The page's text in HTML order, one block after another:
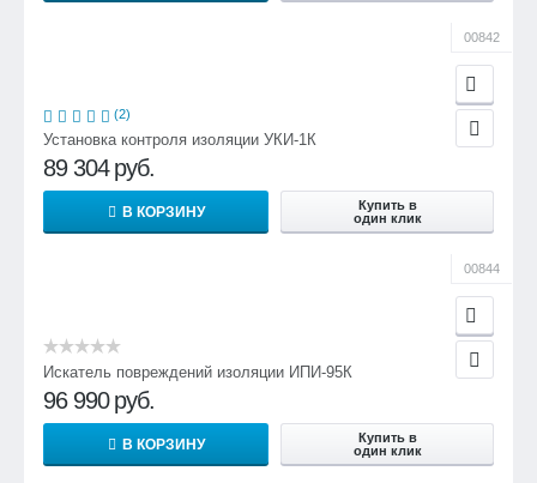
00842
(2)
Установка контроля изоляции УКИ-1К
89 304 руб.
В КОРЗИНУ
Купить в
один клик
00844
Искатель повреждений изоляции ИПИ-95К
96 990 руб.
В КОРЗИНУ
Купить в
один клик